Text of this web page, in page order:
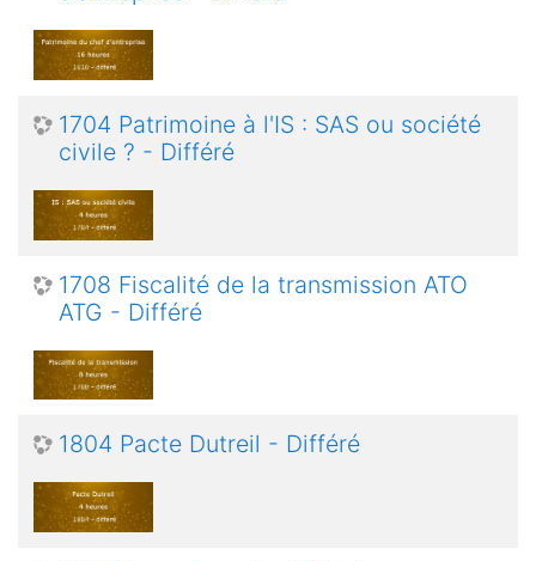
1704 Patrimoine à l'IS : SAS ou société
civile ? - Différé
1708 Fiscalité de la transmission ATO
ATG - Différé
1804 Pacte Dutreil - Différé